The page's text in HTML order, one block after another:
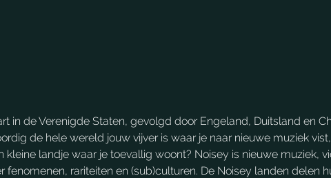
in de Verenigde Staten, gevolgd door Engeland, Duitsland en
de hele wereld jouw vijver is waar je naar nieuwe muziek
landje waar je toevallig woont? Noisey is nieuwe muziek,
rariteiten en (sub)culturen. De Noisey landen delen